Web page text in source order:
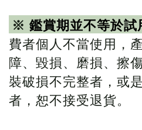
※ 鑑賞期並不等於試
費者個人不當使用，
障、毀損、磨損、擦
裝破損不完整者，或
者，恕不接受退貨。